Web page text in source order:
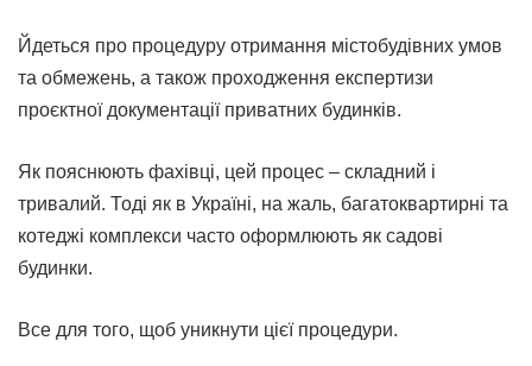
Йдеться про процедуру отримання містобудівних умов
та обмежень, а також проходження експертизи
проєктної документації приватних будинків.
Як пояснюють фахівці, цей процес – складний і
тривалий. Тоді як в Україні, на жаль, багатоквартирні та
котеджі комплекси часто оформлюють як садові
будинки.
Все для того, щоб уникнути цієї процедури.